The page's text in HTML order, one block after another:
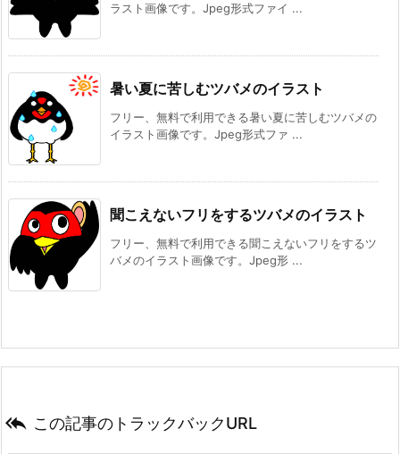
ラスト画像です。Jpeg形式ファイ ...
暑い夏に苦しむツバメのイラスト
フリー、無料で利用できる暑い夏に苦しむツバメの
イラスト画像です。Jpeg形式ファ ...
聞こえないフリをするツバメのイラスト
フリー、無料で利用できる聞こえないフリをするツ
バメのイラスト画像です。Jpeg形 ...
 この記事のトラックバックURL